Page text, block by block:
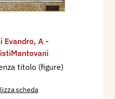
Evandro, A -
titolo (figure)
scheda